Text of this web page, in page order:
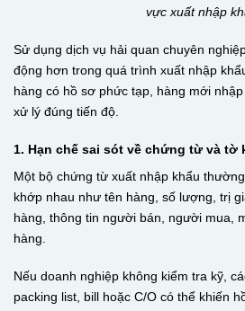
vực xuất nhập
Sử dụng dịch vụ hải quan chuyên
động hơn trong quá trình xuất nhập
hàng có hồ sơ phức tạp, hàng mới
xử lý đúng tiến độ.
1. Hạn chế sai sót về chứng từ và tờ
Một bộ chứng từ xuất nhập khẩu
khớp nhau như tên hàng, số lượng, trị
hàng, thông tin người bán, người mua,
hàng.
Nếu doanh nghiệp không kiểm tra kỹ,
packing list, bill hoặc C/O có thể khiến